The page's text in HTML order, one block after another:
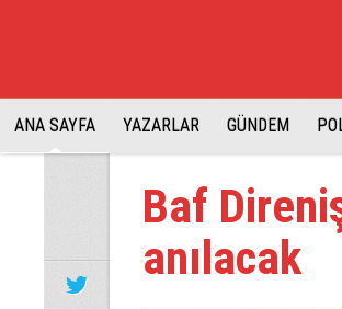
ANA SAYFA YAZARLAR GÜNDEM
Baf
anılacak